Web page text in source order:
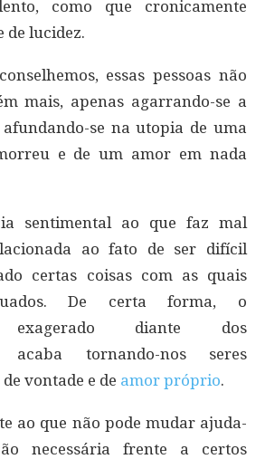
como que cronicamente
de lucidez.
essas pessoas não
mais, apenas agarrando-se a
afundando-se na utopia de uma
e de um amor em nada
sentimental ao que faz mal
ao fato de ser difícil
certas coisas com as quais
De certa forma, o
exagerado diante dos
acaba tornando-nos seres
vontade e de amor próprio.
ao que não pode mudar ajuda-
necessária frente a certos